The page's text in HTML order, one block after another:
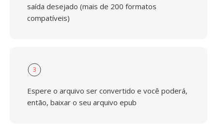
saída desejado (mais de 200 formatos
compatíveis)
3
Espere o arquivo ser convertido e você poderá,
então, baixar o seu arquivo epub